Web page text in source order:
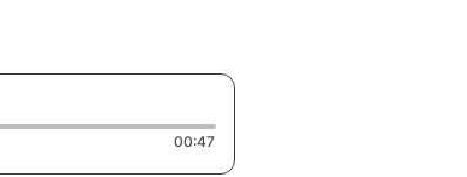
00:47Duration: 47 seconds